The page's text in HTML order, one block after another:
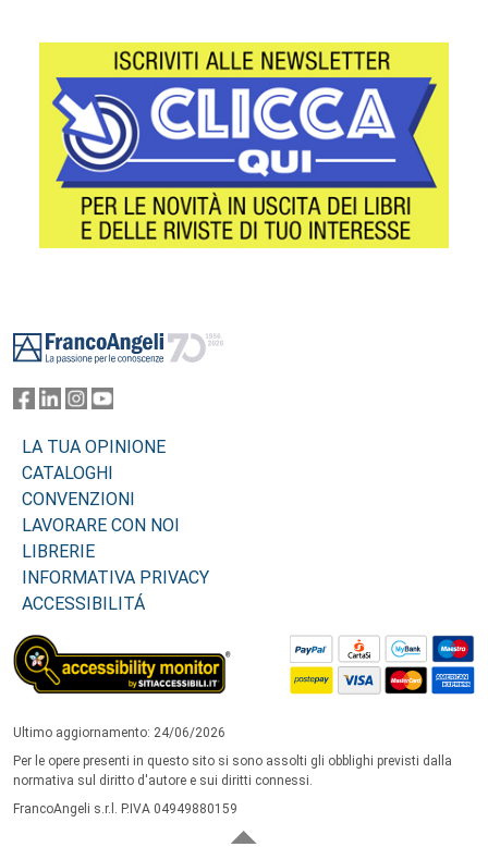
LA TUA OPINIONE
CATALOGHI
CONVENZIONI
LAVORARE CON NOI
LIBRERIE
INFORMATIVA PRIVACY
ACCESSIBILITÁ
Ultimo aggiornamento: 24/06/2026
Per le opere presenti in questo sito si sono assolti gli obblighi previsti dalla
normativa sul diritto d'autore e sui diritti connessi.
FrancoAngeli s.r.l. P.IVA 04949880159